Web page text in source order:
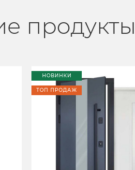
продукты
НОВИНКИ
ТОП ПРОДАЖ